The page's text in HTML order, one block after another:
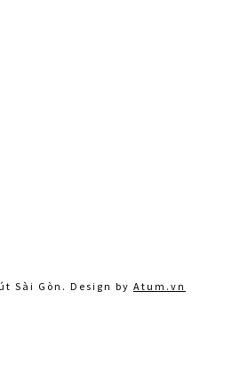
Sài Gòn. Design by Atum.vn